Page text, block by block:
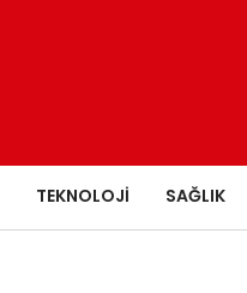
TEKNOLOJI SAĞLIK